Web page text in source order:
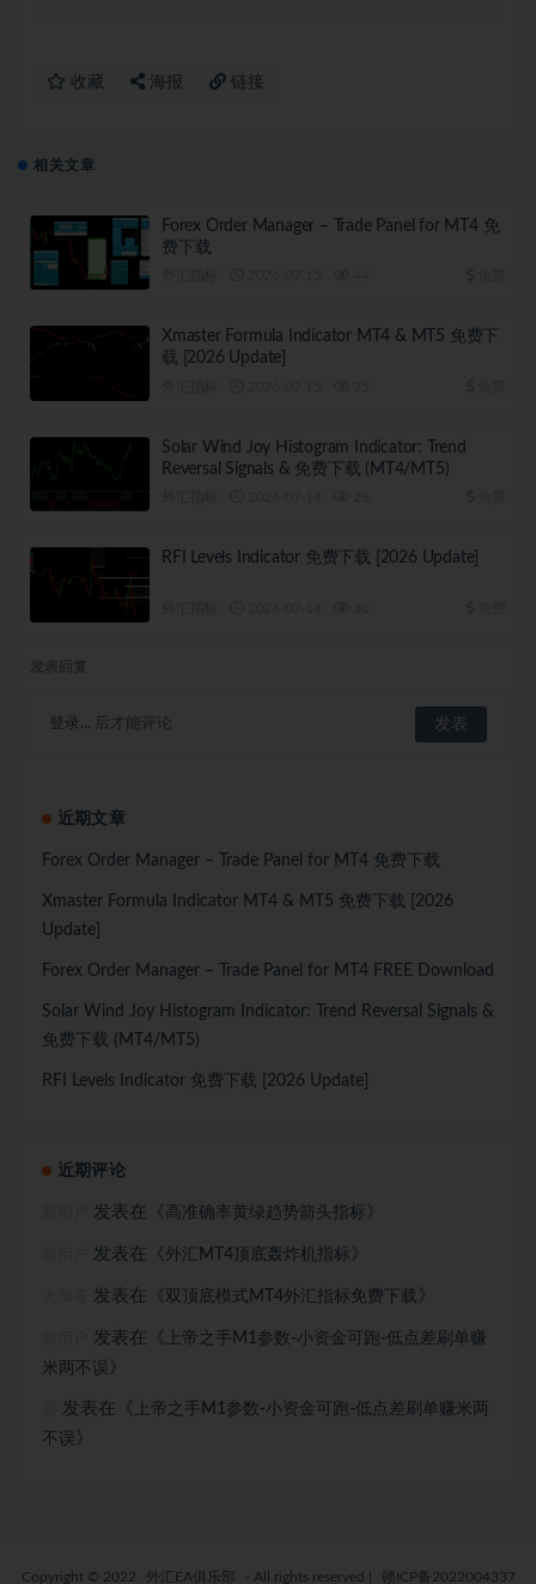
收藏 海报 链接
相关文章
Forex Order Manager – Trade Panel for MT4 免
费下载
Xmaster Formula Indicator MT4 & MT5 免费下
载 [2026 Update]
Solar Wind Joy Histogram Indicator: Trend
Reversal Signals & 免费下载 (MT4/MT5)
RFI Levels Indicator 免费下载 [2026 Update]
登录... 后才能评论
近期文章
Forex Order Manager – Trade Panel for MT4 免费下载
Xmaster Formula Indicator MT4 & MT5 免费下载 [2026
Update]
Forex Order Manager – Trade Panel for MT4 FREE Download
Solar Wind Joy Histogram Indicator: Trend Reversal Signals &
免费下载 (MT4/MT5)
RFI Levels Indicator 免费下载 [2026 Update]
近期评论
发表在《 高准确率黄绿趋势箭头指标 》
发表在《 外汇MT4顶底轰炸机指标 》
发表在《 双顶底模式MT4外汇指标免费下载 》
发表在《
上帝之手M1参数-小资金可跑-低点差刷单赚
米两不误 》
发表在《
上帝之手M1参数-小资金可跑-低点差刷单赚米两
不误 》
Copyright © 2022 外汇EA俱乐部 - All rights reserved 赣ICP备2022004337